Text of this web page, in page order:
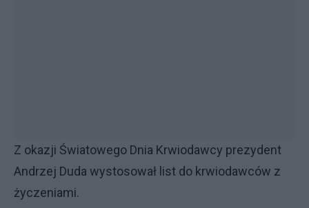
Z okazji Światowego Dnia Krwiodawcy prezydent
Andrzej Duda wystosował list do krwiodawców z
życzeniami.